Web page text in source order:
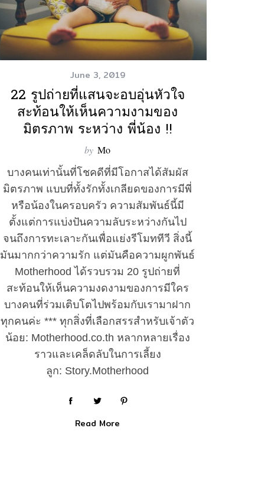
June 3, 2019
22 รูปถ่ายที่แสนจะอบอุ่นหัวใจ
สะท้อนให้เห็นความงามของ
มิตรภาพ ระหว่าง พี่น้อง !!
by Mo
บางคนเท่านั้นที่โชคดีที่มีโอกาสได้สัมผัส
มิตรภาพ แบบที่ทั้งรักทั้งเกลียดของการมีพี่
หรือน้องในครอบครัว ความสัมพันธ์นี้มี
ตั้งแต่การแบ่งปันความลับระหว่างกันไป
จนถึงการทะเลาะกันเพื่อแย่งรีโมททีวี สิ่งนี้
มันมากกว่าความรัก แต่มันคือความผูกพันธ์
Motherhood ได้รวบรวม 20 รูปถ่ายที่
สะท้อนให้เห็นความงดงามของการมีใคร
บางคนที่ร่วมเติบโตไปพร้อมกับเรามาฝาก
ทุกคนค่ะ *** ทุกสิ่งที่เลือกสรรสำหรับเจ้าตัว
น้อย: Motherhood.co.th หลากหลายเรื่อง
ราวและเคล็ดลับในการเลี้ยง
ลูก: Story.Motherhood
Read More